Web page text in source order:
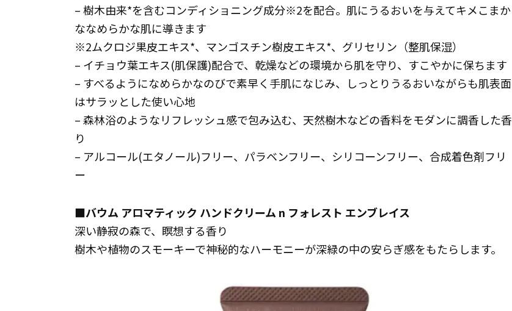
– 樹木由来*を含むコンディショニング成分※2を配合。肌にうるおいを与えてキメこまか
ななめらかな肌に導きます
※2ムクロジ果皮エキス*、マンゴスチン樹皮エキス*、グリセリン（整肌保湿）
– イチョウ葉エキス(肌保護)配合で、乾燥などの環境から肌を守り、すこやかに保ちます
– すべるようになめらかなのびで素早く手肌になじみ、しっとりうるおいながらも肌表面
はサラッとした使い心地
– 森林浴のようなリフレッシュ感で包み込む、天然樹木などの香料をモダンに調香した香
り
– アルコール(エタノール)フリー、パラベンフリー、シリコーンフリー、合成着色剤フリ
ー
■バウム アロマティック ハンドクリーム n フォレスト エンブレイス
深い静寂の森で、瞑想する香り
樹木や植物のスモーキーで神秘的なハーモニーが深緑の中の安らぎ感をもたらします。